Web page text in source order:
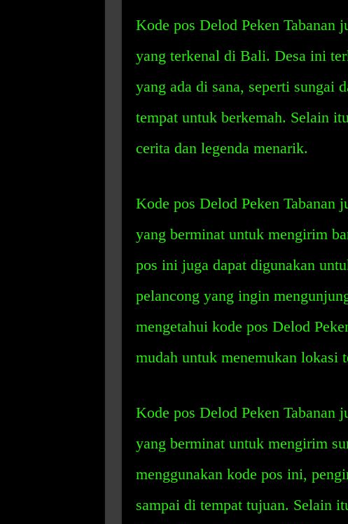
Kode pos Delod Peken Tabanan
yang terkenal di Bali. Desa ini
yang ada di sana, seperti sungai
tempat untuk berkemah. Selain
cerita dan legenda menarik.
Kode pos Delod Peken Tabanan
yang berminat untuk mengirim
pos ini juga dapat digunakan
pelancong yang ingin
mengetahui kode pos Delod
mudah untuk menemukan lokasi
Kode pos Delod Peken Tabanan
yang berminat untuk mengirim
menggunakan kode pos ini,
sampai di tempat tujuan. Selain